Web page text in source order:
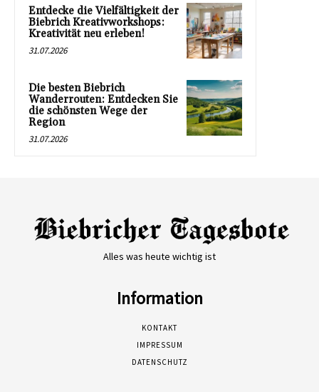
Entdecke die Vielfältigkeit der
Biebrich Kreativworkshops:
Kreativität neu erleben!
31.07.2026
Die besten Biebrich
Wanderrouten: Entdecken Sie
die schönsten Wege der
Region
31.07.2026
Alles was heute wichtig ist
Information
KONTAKT
IMPRESSUM
DATENSCHUTZ